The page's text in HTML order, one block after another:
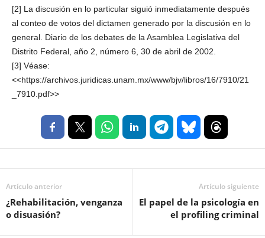
[2] La discusión en lo particular siguió inmediatamente después
al conteo de votos del dictamen generado por la discusión en lo
general. Diario de los debates de la Asamblea Legislativa del
Distrito Federal, año 2, número 6, 30 de abril de 2002.
[3] Véase:
<<https://archivos.juridicas.unam.mx/www/bjv/libros/16/7910/21
_7910.pdf>>
Artículo anterior
¿Rehabilitación, venganza
o disuasión?
Artículo siguiente
El papel de la psicología en
el profiling criminal